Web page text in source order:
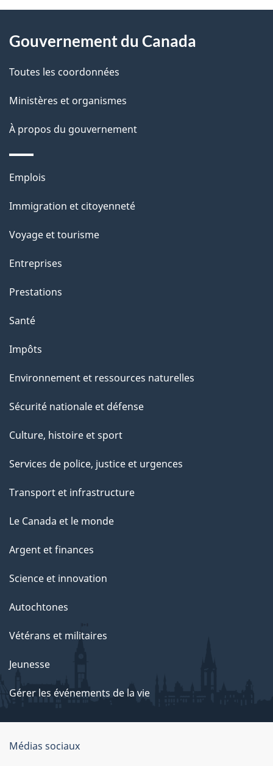
i
l
s
d
e
l
a
p
a
g
e
propos
de
ce
site
Gouvernement du Canada
Toutes les coordonnées
Ministères et organismes
À propos du gouvernement
Thèmes
sujets
Emplois
Immigration et citoyenneté
Voyage et tourisme
Entreprises
Prestations
Santé
Impôts
Environnement et ressources naturelles
Sécurité nationale et défense
Culture, histoire et sport
Services de police, justice et urgences
Transport et infrastructure
Le Canada et le monde
Argent et finances
Science et innovation
Autochtones
Vétérans et militaires
Jeunesse
Gérer les événements de la vie
Organisation
Médias sociaux